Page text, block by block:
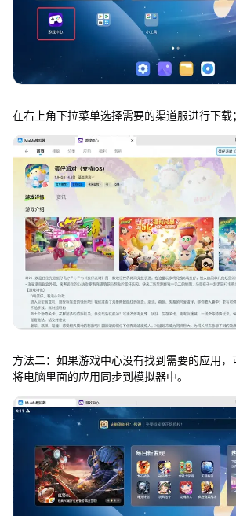
在右上角下拉菜单选择需要的渠道服进行下载；
方法二：如果游戏中心没有找到需要的应用，
将电脑里面的应用同步到模拟器中。